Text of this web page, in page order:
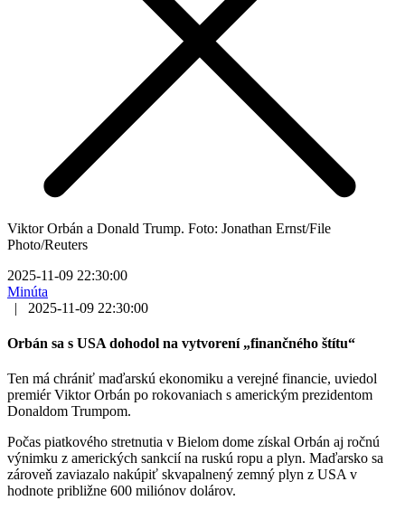
Viktor Orbán a Donald Trump. Foto: Jonathan Ernst/File
Photo/Reuters
2025-11-09 22:30:00
Minúta
|
2025-11-09 22:30:00
Orbán sa s USA dohodol na vytvorení „finančného štítu“
Ten má chrániť maďarskú ekonomiku a verejné financie, uviedol
premiér Viktor Orbán po rokovaniach s americkým prezidentom
Donaldom Trumpom.
Počas piatkového stretnutia v Bielom dome získal Orbán aj ročnú
výnimku z amerických sankcií na ruskú ropu a plyn. Maďarsko sa
zároveň zaviazalo nakúpiť skvapalnený zemný plyn z USA v
hodnote približne 600 miliónov dolárov.